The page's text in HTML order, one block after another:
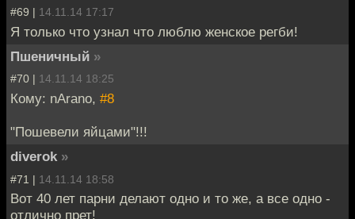
#69 | 14.11.14 17:17
Я только что узнал что люблю женское регби!
Пшеничный »
#70 | 14.11.14 18:25
Кому: nArano, #8
"Пошевели яйцами"!!!
diverok »
#71 | 14.11.14 18:58
Вот 40 лет парни делают одно и то же, а все одно -
отлично прет!